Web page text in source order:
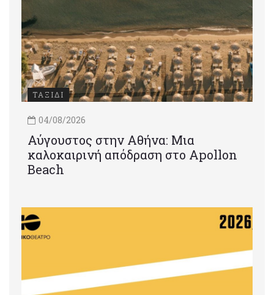
ΤΑΞΙΔΙ
04/08/2026
Αύγουστος στην Αθήνα: Μια
καλοκαιρινή απόδραση στο Apollon
Beach